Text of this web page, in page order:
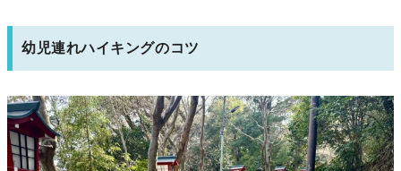
幼児連れハイキングのコツ